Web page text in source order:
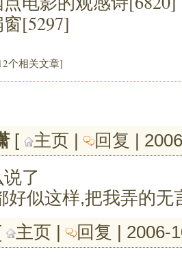
[5297]
个相关文章]
[ 主页 | 回复 |
了
好似这样,把我弄的无
主页 | 回复 | 2006-